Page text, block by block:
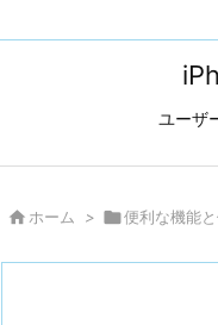
ユーザ
 ホーム > 便利な機能